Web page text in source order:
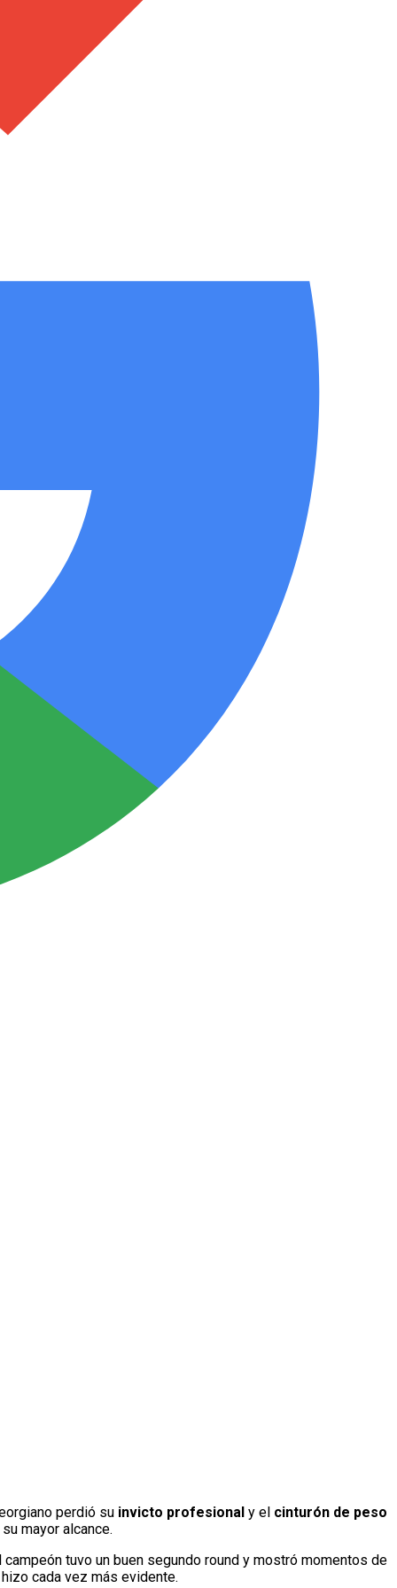
perdió su invicto profesional y el cinturón de peso
mayor alcance.
tuvo un buen segundo round y mostró momentos de
cada vez más evidente.